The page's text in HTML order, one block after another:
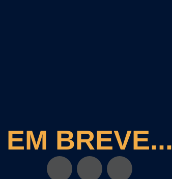
EM BREVE...